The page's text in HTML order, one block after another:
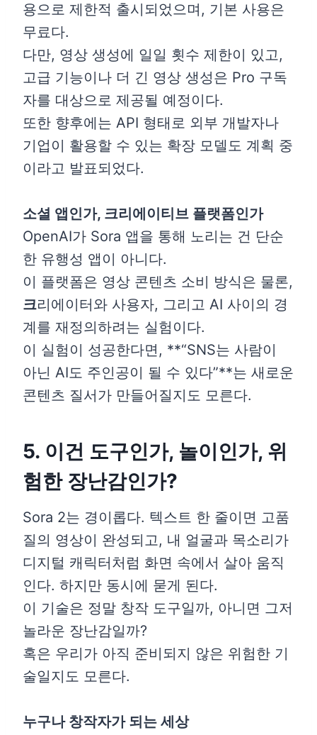
용으로 제한적 출시되었으며, 기본 사용은
무료다.
다만, 영상 생성에 일일 횟수 제한이 있고,
고급 기능이나 더 긴 영상 생성은 Pro 구독
자를 대상으로 제공될 예정이다.
또한 향후에는 API 형태로 외부 개발자나
기업이 활용할 수 있는 확장 모델도 계획 중
이라고 발표되었다.
소셜 앱인가, 크리에이티브 플랫폼인가
OpenAI가 Sora 앱을 통해 노리는 건 단순
한 유행성 앱이 아니다.
이 플랫폼은 영상 콘텐츠 소비 방식은 물론,
크리에이터와 사용자, 그리고 AI 사이의 경
계를 재정의하려는 실험이다.
이 실험이 성공한다면, **“SNS는 사람이
아닌 AI도 주인공이 될 수 있다”**는 새로운
콘텐츠 질서가 만들어질지도 모른다.
5. 이건 도구인가, 놀이인가, 위
험한 장난감인가?
Sora 2는 경이롭다. 텍스트 한 줄이면 고품
질의 영상이 완성되고, 내 얼굴과 목소리가
디지털 캐릭터처럼 화면 속에서 살아 움직
인다. 하지만 동시에 묻게 된다.
이 기술은 정말 창작 도구일까, 아니면 그저
놀라운 장난감일까?
혹은 우리가 아직 준비되지 않은 위험한 기
술일지도 모른다.
누구나 창작자가 되는 세상